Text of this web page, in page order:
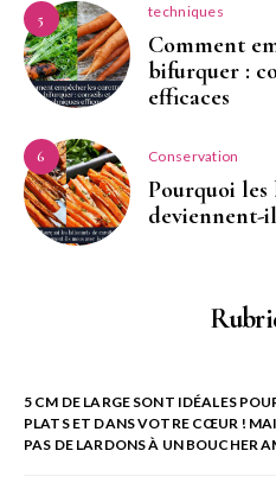
5 techniques
Comment
bifurquer :
efficaces
6 Conservation
Pourquoi
deviennent-
5 CM DE LARGE SONT IDÉALES
PLATS ET DANS VOTRE CŒUR !
PAS DE LARDONS À UN BOUCHER